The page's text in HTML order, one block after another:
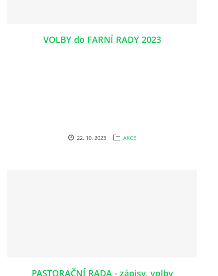
VOLBY do FARNÍ RADY 2023
22. 10. 2023 AKCE
PASTORAČNÍ RADA - zápisy, volby